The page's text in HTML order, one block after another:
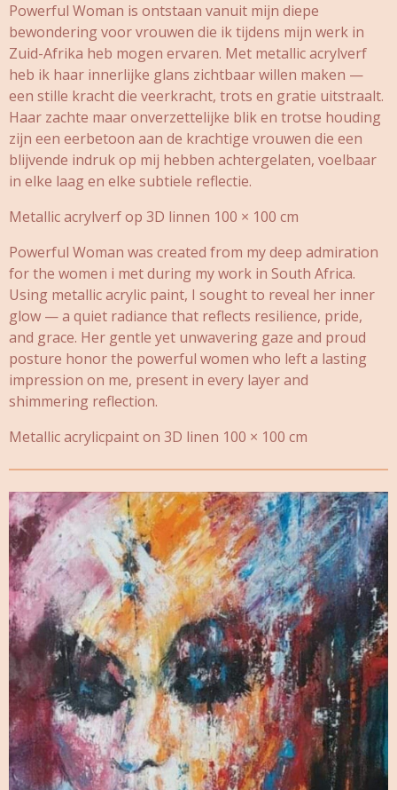
Powerful Woman is ontstaan vanuit mijn diepe
bewondering voor vrouwen die ik tijdens mijn werk in
Zuid-Afrika heb mogen ervaren. Met metallic acrylverf
heb ik haar innerlijke glans zichtbaar willen maken —
een stille kracht die veerkracht, trots en gratie uitstraalt.
Haar zachte maar onverzettelijke blik en trotse houding
zijn een eerbetoon aan de krachtige vrouwen die een
blijvende indruk op mij hebben achtergelaten, voelbaar
in elke laag en elke subtiele reflectie.
Metallic acrylverf op 3D linnen 100 × 100 cm
Powerful Woman was created from my deep admiration
for the women i met during my work in South Africa.
Using metallic acrylic paint, I sought to reveal her inner
glow — a quiet radiance that reflects resilience, pride,
and grace. Her gentle yet unwavering gaze and proud
posture honor the powerful women who left a lasting
impression on me, present in every layer and
shimmering reflection.
Metallic acrylicpaint on 3D linen 100 × 100 cm